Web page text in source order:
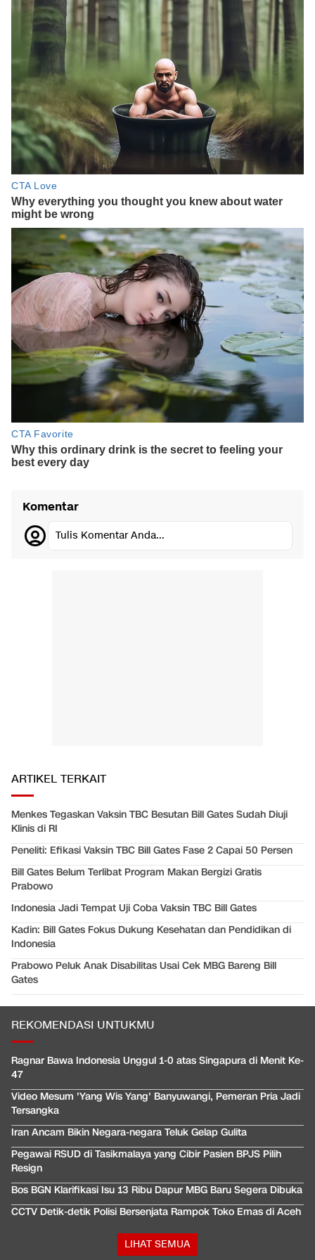
Komentar
Tulis Komentar Anda...
ARTIKEL TERKAIT
Menkes Tegaskan Vaksin TBC Besutan Bill Gates Sudah Diuji
Klinis di RI
Peneliti: Efikasi Vaksin TBC Bill Gates Fase 2 Capai 50 Persen
Bill Gates Belum Terlibat Program Makan Bergizi Gratis
Prabowo
Indonesia Jadi Tempat Uji Coba Vaksin TBC Bill Gates
Kadin: Bill Gates Fokus Dukung Kesehatan dan Pendidikan di
Indonesia
Prabowo Peluk Anak Disabilitas Usai Cek MBG Bareng Bill
Gates
REKOMENDASI UNTUKMU
Ragnar Bawa Indonesia Unggul 1-0 atas Singapura di Menit Ke-
47
Video Mesum 'Yang Wis Yang' Banyuwangi, Pemeran Pria Jadi
Tersangka
Iran Ancam Bikin Negara-negara Teluk Gelap Gulita
Pegawai RSUD di Tasikmalaya yang Cibir Pasien BPJS Pilih
Resign
Bos BGN Klarifikasi Isu 13 Ribu Dapur MBG Baru Segera Dibuka
CCTV Detik-detik Polisi Bersenjata Rampok Toko Emas di Aceh
LIHAT SEMUA